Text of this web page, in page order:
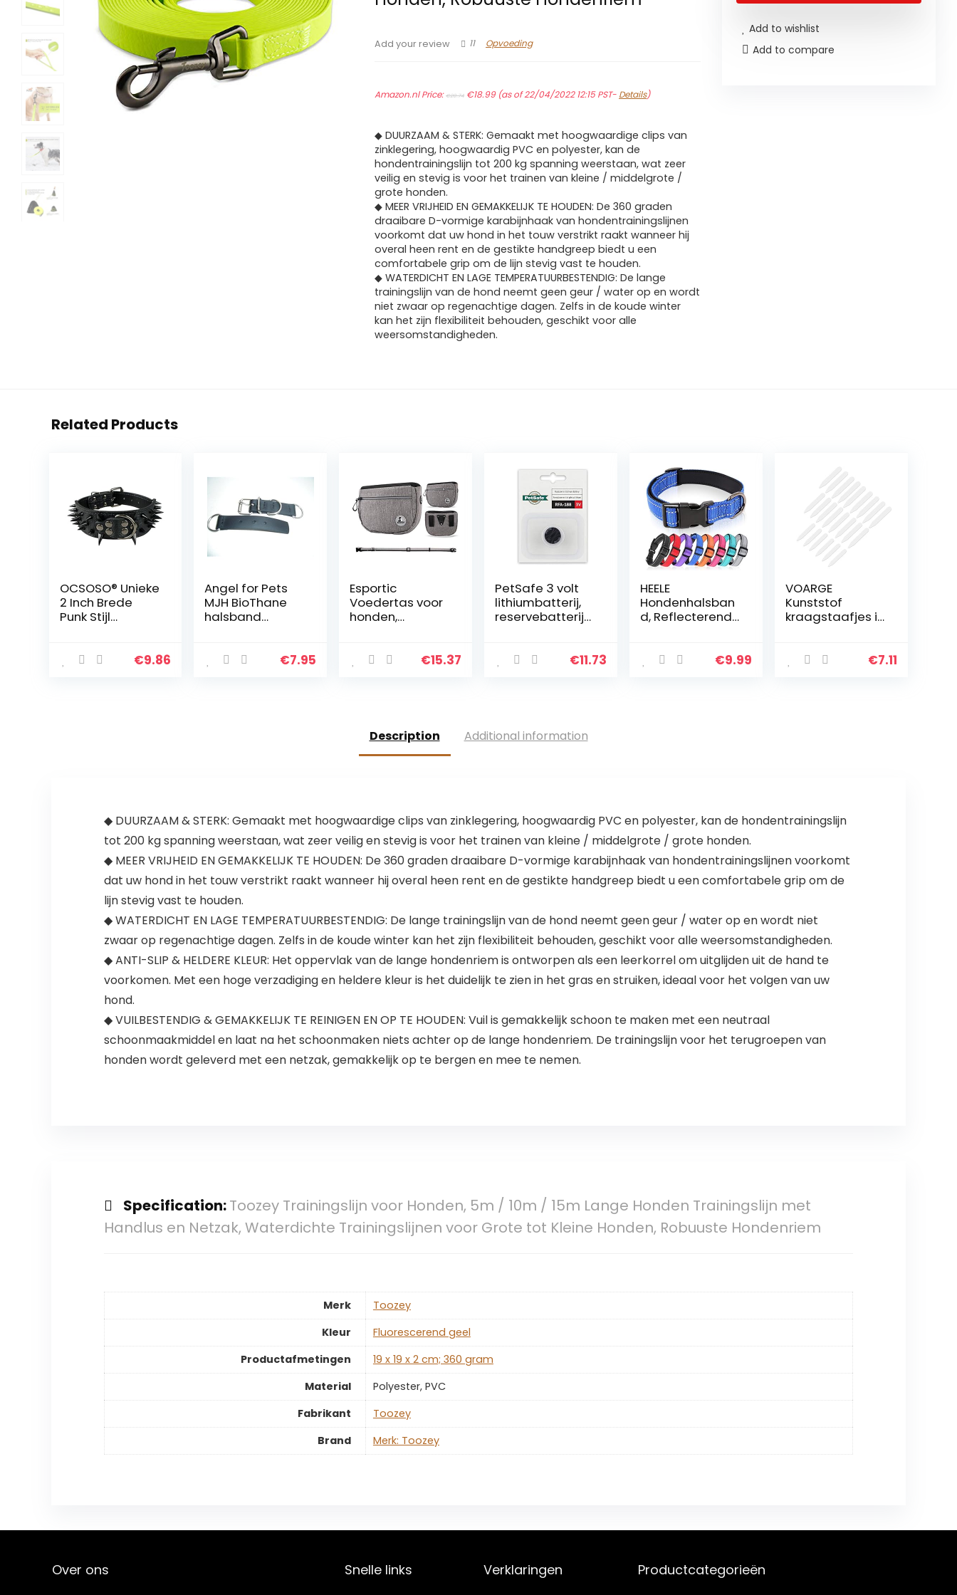
Add your review 11 Opvoeding
Amazon.nl Price:€20.74 price
€18.99price
(as of 22/04/2022 12:15 PST- Details)
◆ DUURZAAM & STERK: Gemaakt met hoogwaardige clips van
zinklegering, hoogwaardig PVC en polyester, kan de
hondentrainingslijn tot 200 kg spanning weerstaan, wat zeer
veilig en stevig is voor het trainen van kleine / middelgrote /
grote honden.
◆ MEER VRIJHEID EN GEMAKKELIJK TE HOUDEN: De 360 ​​graden
draaibare D-vormige karabijnhaak van hondentrainingslijnen
voorkomt dat uw hond in het touw verstrikt raakt wanneer hij
overal heen rent en de gestikte handgreep biedt u een
comfortabele grip om de lijn stevig vast te houden.
◆ WATERDICHT EN LAGE TEMPERATUURBESTENDIG: De lange
trainingslijn van de hond neemt geen geur / water op en wordt
niet zwaar op regenachtige dagen. Zelfs in de koude winter
kan het zijn flexibiliteit behouden, geschikt voor alle
weersomstandigheden.
Add to wishlist
Add to compare
Related Products
OCSOSO® Unieke
2 Inch Brede
Punk Stijl
Huisdier
€9.86
Angel for Pets
MJH BioThane
halsband
25mm breed€7.95
Esportic
Voedertas voor
honden,
hondenlekkernije
hondenvoederz
ak voor
dierenspeelgoe
€15.37
PetSafe 3 volt
lithiumbatterij,
reservebatterij
enkelverpakking
€11.73
HEELE
Hondenhalsban
d, Reflecterende
Gewatteerde
€9.99
VOARGE
Kunststof
kraagstaafjes in
metallic
€7.11
Description Additional information
◆ DUURZAAM & STERK: Gemaakt met hoogwaardige clips van zinklegering, hoogwaardig PVC en polyester, kan de hondentrainingslijn
tot 200 kg spanning weerstaan, wat zeer veilig en stevig is voor het trainen van kleine / middelgrote / grote honden.
◆ MEER VRIJHEID EN GEMAKKELIJK TE HOUDEN: De 360 ​​graden draaibare D-vormige karabijnhaak van hondentrainingslijnen voorkomt
dat uw hond in het touw verstrikt raakt wanneer hij overal heen rent en de gestikte handgreep biedt u een comfortabele grip om de
lijn stevig vast te houden.
◆ WATERDICHT EN LAGE TEMPERATUURBESTENDIG: De lange trainingslijn van de hond neemt geen geur / water op en wordt niet
zwaar op regenachtige dagen. Zelfs in de koude winter kan het zijn flexibiliteit behouden, geschikt voor alle weersomstandigheden.
◆ ANTI-SLIP & HELDERE KLEUR: Het oppervlak van de lange hondenriem is ontworpen als een leerkorrel om uitglijden uit de hand te
voorkomen. Met een hoge verzadiging en heldere kleur is het duidelijk te zien in het gras en struiken, ideaal voor het volgen van uw
hond.
◆ VUILBESTENDIG & GEMAKKELIJK TE REINIGEN EN OP TE HOUDEN: Vuil is gemakkelijk schoon te maken met een neutraal
schoonmaakmiddel en laat na het schoonmaken niets achter op de lange hondenriem. De trainingslijn voor het terugroepen van
honden wordt geleverd met een netzak, gemakkelijk op te bergen en mee te nemen.
Specification:Toozey Trainingslijn voor Honden, 5m / 10m / 15m Lange Honden Trainingslijn met
Handlus en Netzak, Waterdichte Trainingslijnen voor Grote tot Kleine Honden, Robuuste Hondenriem
Merk
‎Toozey
Kleur
‎Fluorescerend geel
Productafmetingen
‎19 x 19 x 2 cm; 360 gram
Material
‎Polyester, PVC
Fabrikant
‎Toozey
Brand
Merk: Toozey
Over ons Snelle links Verklaringen Productcategorieën